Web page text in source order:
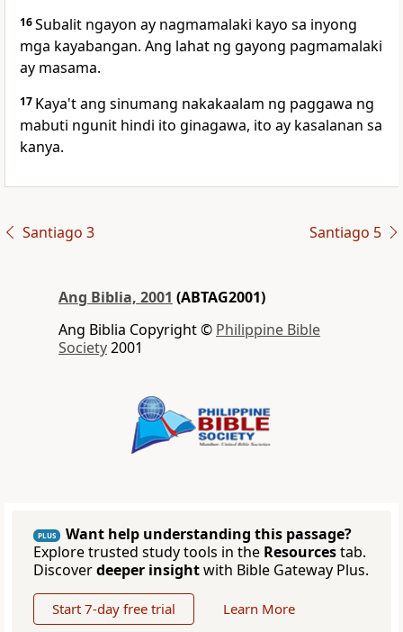
16Subalit ngayon ay nagmamalaki kayo sa inyong
mga kayabangan. Ang lahat ng gayong pagmamalaki
ay masama.
17 Kaya't ang sinumang nakakaalam ng paggawa ng
mabuti ngunit hindi ito ginagawa, ito ay kasalanan sa
kanya.
Santiago 3 Santiago 5
Ang Biblia, 2001 (ABTAG2001)
Ang Biblia Copyright © Philippine Bible
Society2001
PLUS
Want help understanding this passage?
Explore trusted study tools in the Resourcestab.
Discoverdeeper insightwith Bible Gateway Plus.
Start 7-day free trial Learn More